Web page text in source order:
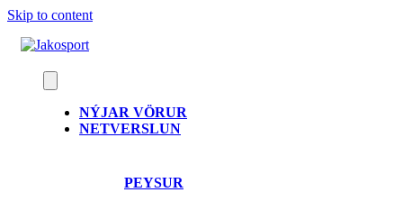
Skip to content
NÝJAR VÖRUR
NETVERSLUN
PEYSUR